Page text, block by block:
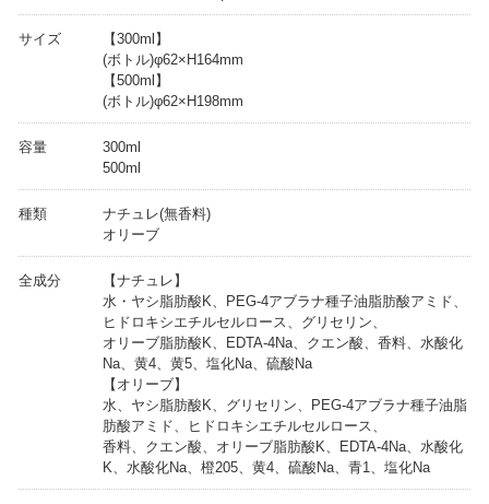
サイズ
【300ml】
(ボトル)φ62×H164mm
【500ml】
(ボトル)φ62×H198mm
容量
300ml
500ml
種類
ナチュレ(無香料)
オリーブ
全成分
【ナチュレ】
水・ヤシ脂肪酸K、PEG-4アブラナ種子油脂肪酸アミド、
ヒドロキシエチルセルロース、グリセリン、
オリーブ脂肪酸K、EDTA-4Na、クエン酸、香料、水酸化
Na、黄4、黄5、塩化Na、硫酸Na
【オリーブ】
水、ヤシ脂肪酸K、グリセリン、PEG-4アブラナ種子油脂
肪酸アミド、ヒドロキシエチルセルロース、
香料、クエン酸、オリーブ脂肪酸K、EDTA-4Na、水酸化
K、水酸化Na、橙205、黄4、硫酸Na、青1、塩化Na